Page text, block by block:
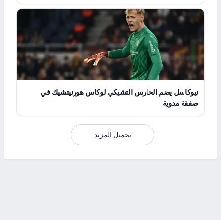
نيوكاسل يضم الحارس التشيكي لوكاس هورنيتشيك في
صفقة مدوية
تحميل المزيد